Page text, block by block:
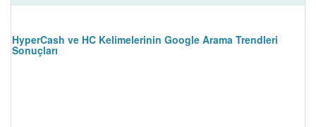
HyperCash ve HC Kelimelerinin Google Arama Trendleri
Sonuçları